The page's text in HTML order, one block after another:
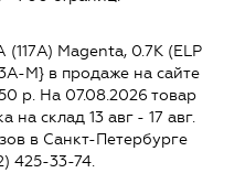
Magenta, 0.7K (ELP
M} в продаже на сайте
р. На 07.08.2026 товар
на склад 13 авг - 17 авг.
в Санкт-Петербурге
425-33-74.